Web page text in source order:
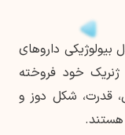
بیولوژیکی داروهای
خود فروخته
قدرت، شکل دوز و